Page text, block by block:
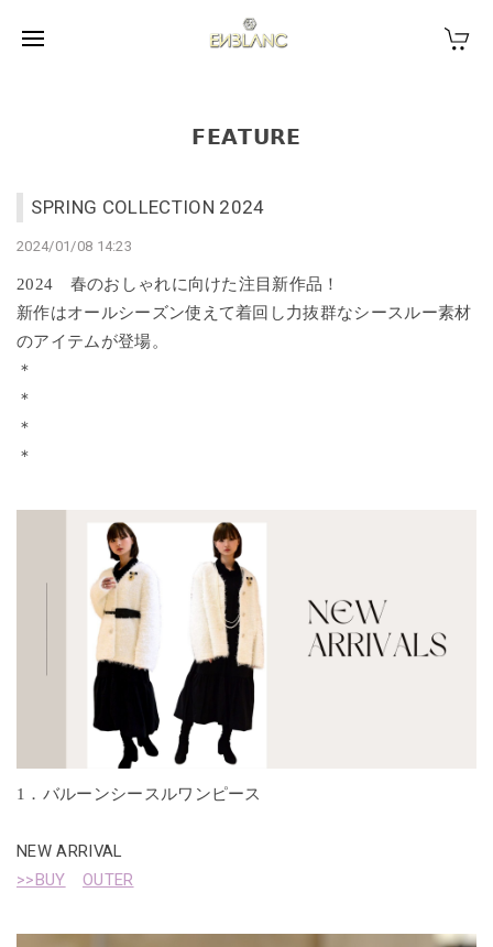
𝗙𝗘𝗔𝗧𝗨𝗥𝗘
SPRING COLLECTION 2024
2024/01/08 14:23
2024 春のおしゃれに向けた注目新作品！
新作はオールシーズン使えて着回し力抜群なシースルー素材
のアイテム が登場。
＊
＊
＊
＊
1．バルーンシースルワンピース
NEW ARRIVAL
>>BUY
OUTER